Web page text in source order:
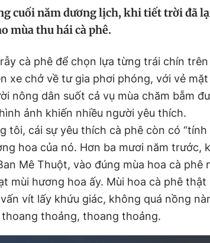
cuối năm dương lịch, khi tiết trời đã
mùa thu hái cà phê.
cà phê để chọn lựa từng trái chín
xe chở về tư gia phơi phóng, với vẻ
nông dân suốt cả vụ mùa chăm bẵm
ảnh khiến nhiều người yêu thích.
tôi, cái sự yêu thích cà phê còn có “tính
hoa của nó. Hơn ba mươi năm trước,
Mê Thuột, vào đúng mùa hoa cà phê
mùi hương hoa ấy. Mùi hoa cà phê thật
vít lấy khứu giác, không quá nồng
thoang thoảng, thoang thoảng.